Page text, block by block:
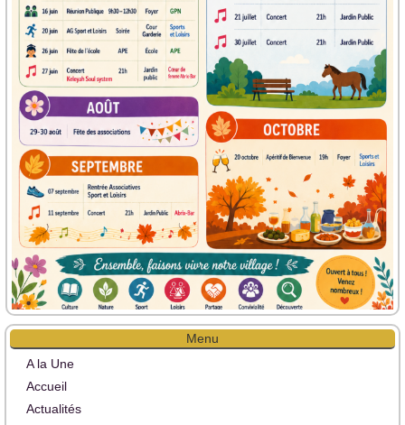
Menu
A la Une
Accueil
Actualités